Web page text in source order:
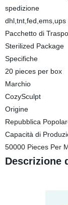
spedizione
dhl,tnt,fed,ems,ups
Pacchetto di
Sterilized Package
Specifiche
20 pieces per box
Marchio
CozySculpt
Origine
Repubblica
Capacità di
50000 Pieces Per
Descrizione